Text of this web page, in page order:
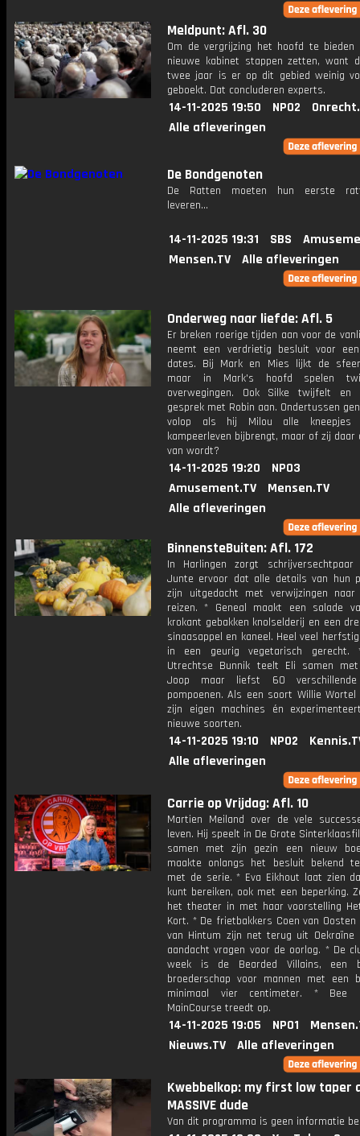
Meldpunt: Afl. 30
Om de vergrijzing het hoofd te
nieuwe kabinet stappen zetten, want
twee jaar is er op dit gebied weinig
geboekt. Dat concluderen experts.
14-11-2025 19:50 NPO2
Alle afleveringen
De Bondgenoten
De Ratten moeten hun eerste
leveren...
14-11-2025 19:31 SBS
Mensen.TV
Alle afleveringen
Onderweg naar liefde: Afl. 5
Er breken roerige tijden aan voor de
neemt een verdrietig besluit voor
dates. Bij Mark en Mies lijkt de
maar in Mark's hoofd spelen
overwegingen. Ook Silke twijfelt
gesprek met Robin aan. Ondertussen
volop als hij Milou alle kneepjes
kampeerleven bijbrengt, maar of zij daar
van wordt?
14-11-2025 19:20
NPO3
Amusement.TV
Mensen.TV
Alle afleveringen
BinnensteBuiten: Afl. 172
In Harlingen zorgt
Junte ervoor dat alle details van hun
zijn uitgedacht met verwijzingen
reizen. * Geneal maakt een salade
krokant gebakken knolselderij en een
sinaasappel en kaneel. Heel veel
in een geurig vegetarisch
Utrechtse Bunnik teelt Eli samen
Joop maar liefst 60
pompoenen. Als een soort Willie
zijn eigen machines én
nieuwe soorten.
14-11-2025 19:10 NPO2
Alle afleveringen
Carrie op Vrijdag: Afl. 10
Martien Meiland over de vele
leven. Hij speelt in De Grote
samen met zijn gezin een nieuw
maakte onlangs het besluit bekend
met de serie. * Eva Eikhout laat zien
kunt bereiken, ook met een beperking.
het theater in met haar voorstelling
Kort. * De frietbakkers Coen van Oosten
van Hintum zijn net terug uit Oekraïne
aandacht vragen voor de oorlog. * De
week is de Bearded Villains, een
broederschap voor mannen met een
minimaal vier centimeter. * Bee
MainCourse treedt op.
14-11-2025 19:05 NPO1
Nieuws.TV
Alle afleveringen
Kwebbelkop: my first low taper
MASSIVE dude
Van dit programma is geen informatie